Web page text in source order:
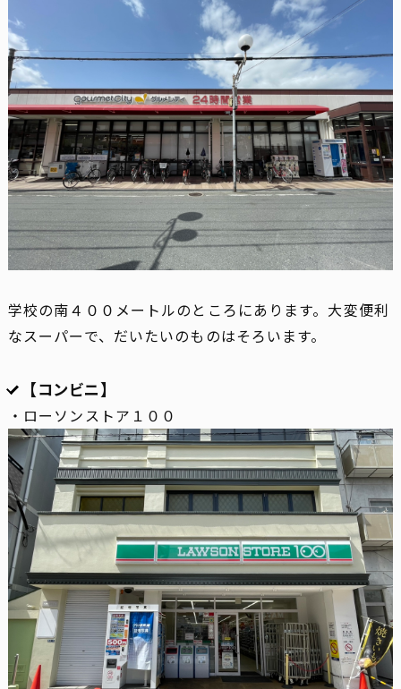
学校の南４００メートルのところにあります。大変便利
なスーパーで、だいたいのものはそろいます。
【コンビニ】
・ローソンストア１００